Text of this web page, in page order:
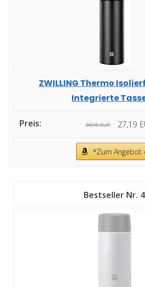
ZWILLING Thermo
Integrierte
34,95 EUR 27,19
*Zum Angebot
4